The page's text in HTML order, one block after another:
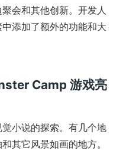
会和其他创新。开发人
添加了额外的功能和大
Camp 游戏亮
小说的探索。有几个地
其它风景如画的地方。